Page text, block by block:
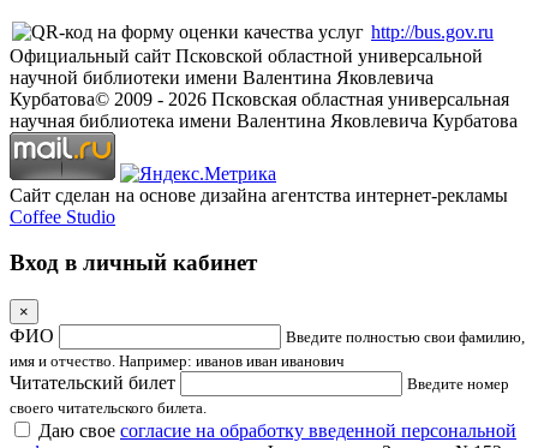
http://bus.gov.ru
Официальный сайт Псковской областной универсальной
научной библиотеки имени Валентина Яковлевича
Курбатова© 2009 - 2026 Псковская областная универсальная
научная библиотека имени Валентина Яковлевича Курбатова
Сайт сделан на основе дизайна агентства интернет-рекламы
Coffee Studio
Вход в личный кабинет
×
ФИО
Введите полностью свои фамилию,
имя и отчество. Например: иванов иван иванович
Читательский билет
Введите номер
своего читательского билета.
Даю свое согласие на обработку введенной персональной